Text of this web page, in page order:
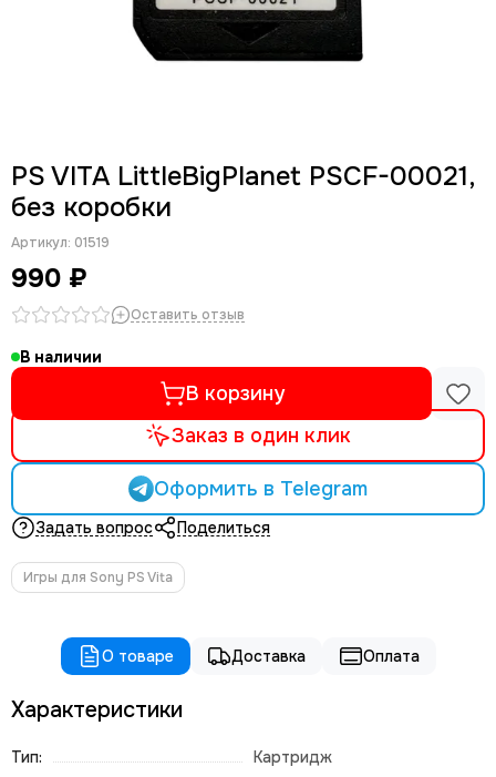
PS VITA LittleBigPlanet PSCF-00021,
без коробки
Артикул: 01519
990 ₽
Оставить отзыв
В наличии
В корзину
Заказ в один клик
Оформить в Telegram
Задать вопрос Поделиться
Игры для Sony PS Vita
О товаре Доставка Оплата
Характеристики
Тип:
Картридж